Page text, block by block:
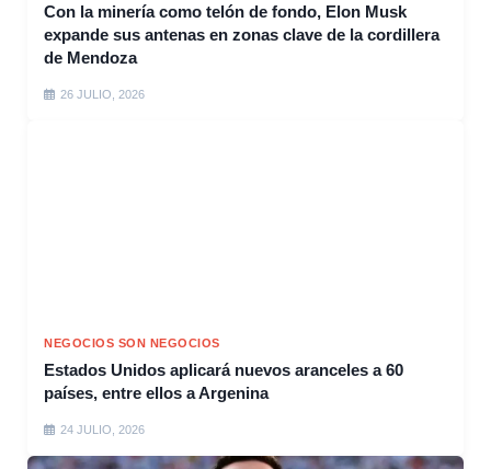
Con la minería como telón de fondo, Elon Musk
expande sus antenas en zonas clave de la cordillera
de Mendoza
26 JULIO, 2026
NEGOCIOS SON NEGOCIOS
Estados Unidos aplicará nuevos aranceles a 60
países, entre ellos a Argenina
24 JULIO, 2026